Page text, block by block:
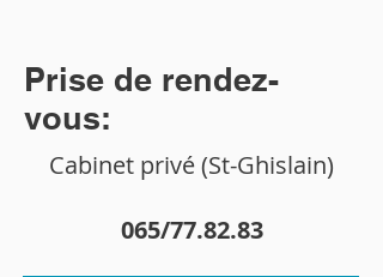
Prise de rendez-
vous:
Cabinet privé (St-Ghislain)
065/77.82.83